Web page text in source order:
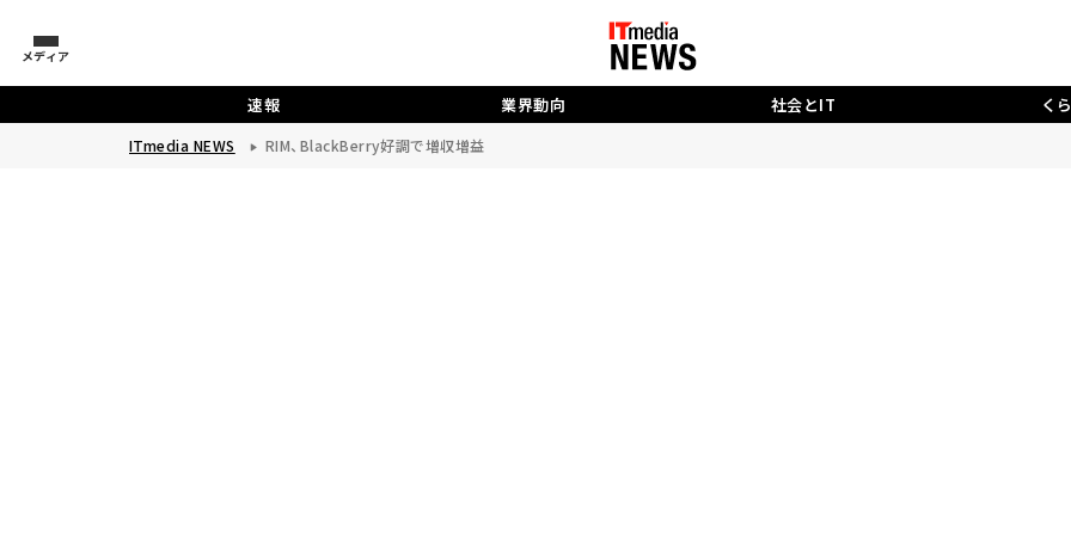
メディア
速報 業界動向 社会とIT く
ITmedia NEWS RIM、BlackBerry好調で増収増益